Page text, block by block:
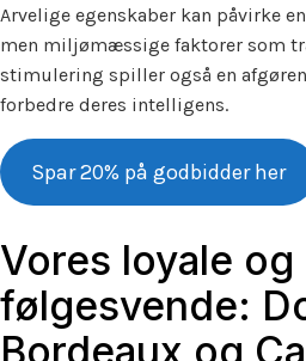
Arvelige egenskaber kan påvirke
men miljømæssige faktorer som
stimulering spiller også en
forbedre deres intelligens.
Spar 20% på godbidder her
Vores loyale
følgesvende: